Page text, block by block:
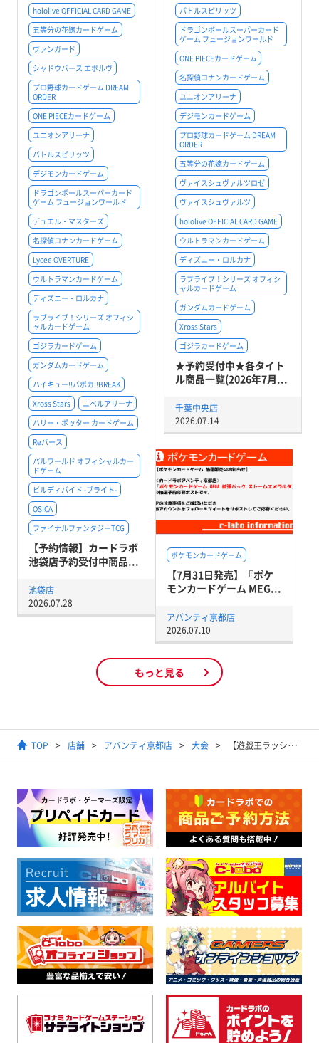
hololive OFFICIAL CARD GAME
五等分の花嫁カードゲーム
ヴァンガード
シャドウバース エボルヴ
プロ野球カードゲーム DREAM
ORDER
ONE PIECEカードゲーム
ユニオンアリーナ
バトルスピリッツ
デジモンカードゲーム
ドラゴンボールスーパーカード
ゲーム フュージョンワールド
デュエル・マスターズ
名探偵コナンカードゲーム
Lycee OVERTURE
ウルトラマンカードゲーム
ディズニー・ロルカナ
ラブライブ！シリーズ オフィシ
ャルカードゲーム
ゴジラカードゲーム
ガンダムカードゲーム
ハイキュー!!バボカ!!BREAK
Xross Stars
ニベルアリーナ
ハリー・ポッター カードゲーム
Reバース
パルワールド オフィシャルカー
ドゲーム
ビルディバイド -ブライト-
OSICA
ファイナルファンタジーTCG
【予約情報】カードラボ
池袋店予約受付中商品...
池袋店
2026.07.28
バトルスピリッツ
ドラゴンボールスーパーカード
ゲーム フュージョンワールド
ONE PIECEカードゲーム
名探偵コナンカードゲーム
ユニオンアリーナ
デジモンカードゲーム
プロ野球カードゲーム DREAM
ORDER
五等分の花嫁カードゲーム
ヴァイスシュヴァルツロゼ
ヴァイスシュヴァルツ
hololive OFFICIAL CARD GAME
ウルトラマンカードゲーム
ディズニー・ロルカナ
ラブライブ！シリーズ オフィシ
ャルカードゲーム
ガンダムカードゲーム
Xross Stars
ゴジラカードゲーム
★予約受付中★各タイト
ル商品一覧(2026年7月...
千葉中央店
2026.07.14
ポケモンカードゲーム
【7月31日発売】『ポケ
モンカードゲーム MEG...
アバンティ京都店
2026.07.10
もっと見る
TOP 店舗 アバンティ京都店 大会 【遊戯王ラッシュデュエル】【RD】トーナメントバトル（1デュエル戦）